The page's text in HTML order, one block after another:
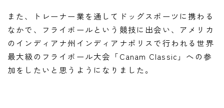
また、トレーナー業を通してドッグスポーツに携わる
なかで、フライボールという競技に出会い、アメリカ
のインディアナ州インディアナポリスで行われる世界
最大級のフライボール大会「Canam Classic」への参
加をしたいと思うようになりました。